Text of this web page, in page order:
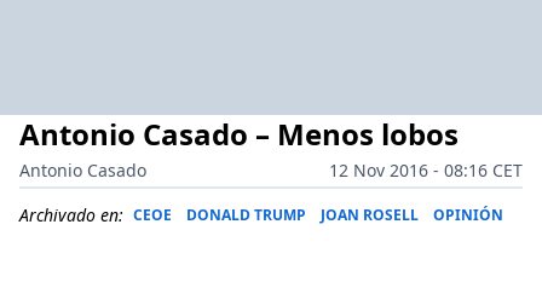
Antonio Casado – Menos lobos
Antonio Casado
12 Nov 2016 - 08:16 CET
Archivado en: CEOE DONALD TRUMP JOAN ROSELL OPINIÓN